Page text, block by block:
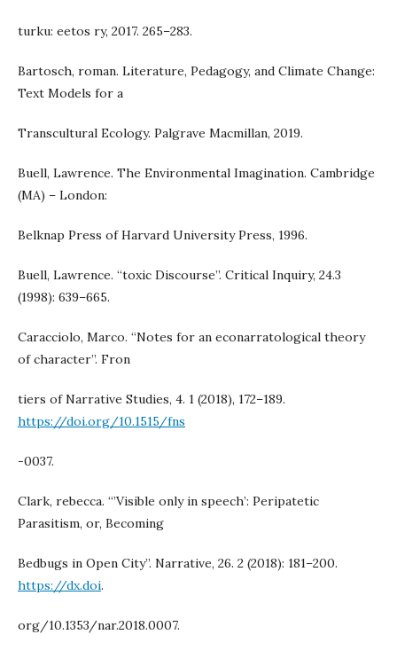
turku: eetos ry, 2017. 265–283.
Bartosch, roman. Literature, Pedagogy, and Climate Change:
Text Models for a
Transcultural Ecology. Palgrave Macmillan, 2019.
Buell, Lawrence. The Environmental Imagination. Cambridge
(MA) – London:
Belknap Press of Harvard University Press, 1996.
Buell, Lawrence. “toxic Discourse”. Critical Inquiry, 24.3
(1998): 639–665.
Caracciolo, Marco. “Notes for an econarratological theory
of character”. Fron
tiers of Narrative Studies, 4. 1 (2018), 172–189.
https://doi.org/10.1515/fns
-0037.
Clark, rebecca. “’Visible only in speech’: Peripatetic
Parasitism, or, Becoming
Bedbugs in Open City”. Narrative, 26. 2 (2018): 181–200.
https://dx.doi.
org/10.1353/nar.2018.0007.